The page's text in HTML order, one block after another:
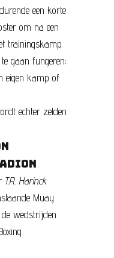
een korte
om na een
trainingskamp
gaan fungeren;
eigen kamp of
echter zelden
Harinck
Muay
wedstrijden